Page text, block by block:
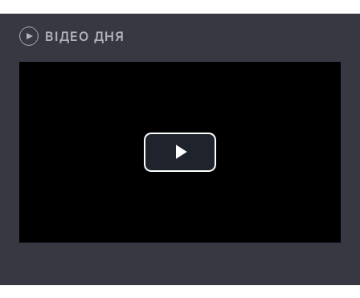
Архів
Контакти
ВІДЕО ДНЯ
Play